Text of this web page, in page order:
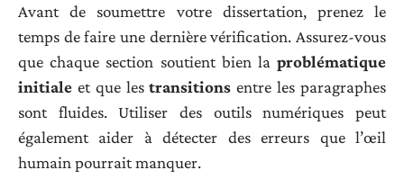
Avant de soumettre votre dissertation, prenez le
temps de faire une dernière vérification. Assurez-vous
que chaque section soutient bien la problématique
initiale et que lestransitions entre les paragraphes
sont fluides. Utiliser des outils numériques peut
également aider à détecter des erreurs que l’œil
humain pourrait manquer.